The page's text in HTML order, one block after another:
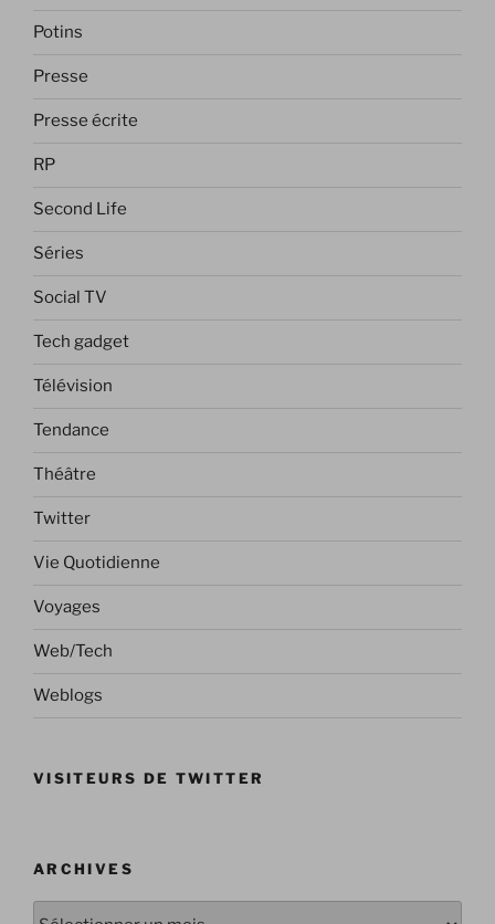
Potins
Presse
Presse écrite
RP
Second Life
Séries
Social TV
Tech gadget
Télévision
Tendance
Théâtre
Twitter
Vie Quotidienne
Voyages
Web/Tech
Weblogs
VISITEURS DE TWITTER
ARCHIVES